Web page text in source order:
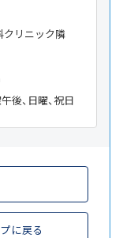
リニック隣
後、日曜、祝日
に戻る